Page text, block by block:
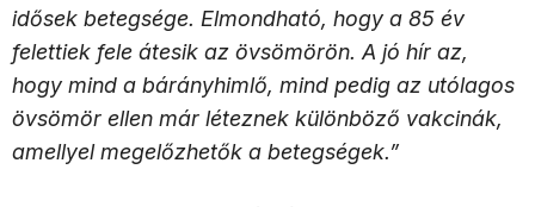
idősek betegsége. Elmondható, hogy a 85 év
felettiek fele átesik az övsömörön. A jó hír az,
hogy mind a bárányhimlő, mind pedig az utólagos
övsömör ellen már léteznek különböző vakcinák,
amellyel megelőzhetők a betegségek.”